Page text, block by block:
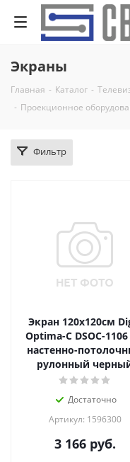
Экраны
Главная - Каталог -
- Проекционное
Фильтр
Экран 120x120см
Optima-C DSOC-1106
настенно-
рулонный
Достаточно
Артикул: 1596300
3 166руб.